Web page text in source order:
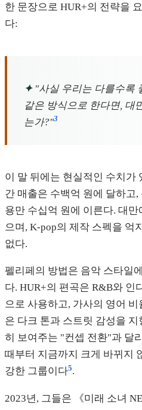
한 문장으로 HUR+의 전략을
다:
✦"사실 우리는 다를수록
같은 방식으로 한다면, 대
는가?"3
이 말 뒤에는 현실적인 수치가
간 매출은 수백억 원에 달하고,
용만 수십억 원에 이른다. 대
으며, K-pop의 제작 스펙을 억
없다.
펠리페의 방법은 음악 스타일
다. HUR+의 편곡은 R&B와 인
으로 사용하고, 가사의 영어
은 다크 톤과 스트릿 감성을
히 보여주는 "컨셉 전환"과 달
때부터 지금까지 크게 바뀌지
강한 그룹이다5.
2023년, 그들은 《미래 소녀